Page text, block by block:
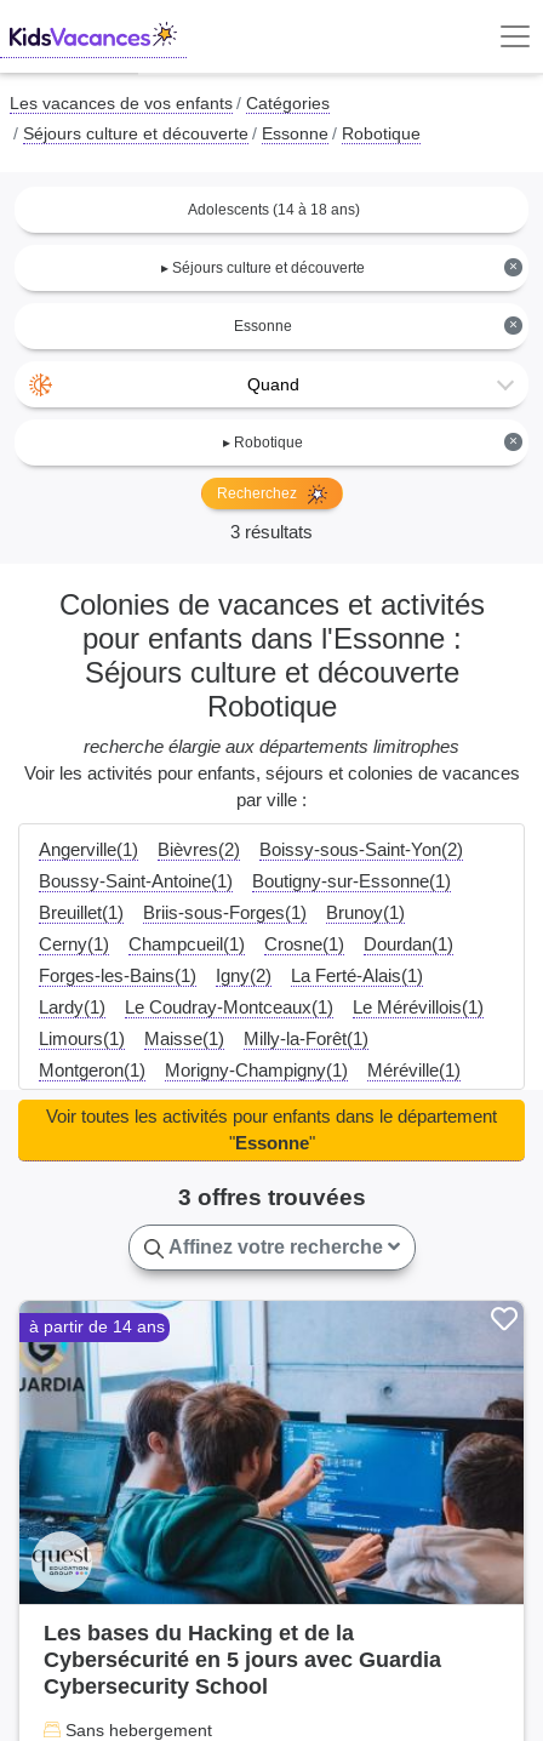
Les vacances de vos enfants
Catégories
Séjours culture et découverte
Essonne Robotique
Adolescents (14 à 18 ans)
×
▸ Séjours culture et découverte
×
Essonne
Quand
×
▸ Robotique
Recherchez
3 résultats
Colonies de vacances et activités
pour enfants dans l'Essonne :
Séjours culture et découverte
Robotique
recherche élargie aux départements limitrophes
Voir les activités pour enfants, séjours et colonies de vacances
par ville :
Angerville(1) Bièvres(2)
Boissy-sous-Saint-Yon(2)
Boussy-Saint-Antoine(1)
Boutigny-sur-Essonne(1)
Breuillet(1)
Briis-sous-Forges(1)
Brunoy(1)
Cerny(1)
Champcueil(1) Crosne(1)
Dourdan(1)
Forges-les-Bains(1)
Igny(2)
La Ferté-Alais(1)
Lardy(1)
Le Coudray-Montceaux(1)
Le Mérévillois(1)
Limours(1)
Maisse(1)
Milly-la-Forêt(1)
Montgeron(1)
Morigny-Champigny(1)
Méréville(1)
Ormoy(1)
Palaiseau(1)
Quincy-sous-Sénart(2)
Saint-Chéron(2)
Saint-Germain-lès-Corbeil(1)
Saint-Pierre-du-Perray(1)
Saintry-sur-Seine(2)
Verrières-le-Buisson(1)
Villebon-sur-Yvette(1)
Yerres(1)
3 offres trouvées
Voir toutes les activités pour enfants dans le département
"Essonne"
Affinez votre recherche
à partir de 14 ans
Les bases du Hacking et de la
Cybersécurité en 5 jours avec Guardia
Cybersecurity School
Sans hebergement